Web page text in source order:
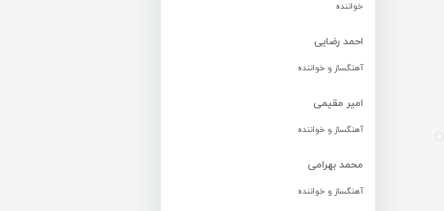
خواننده
احمد رضایی
آهنگساز و خواننده
امیر مقیمی
آهنگساز و خواننده
محمد بهرامی
آهنگساز و خواننده